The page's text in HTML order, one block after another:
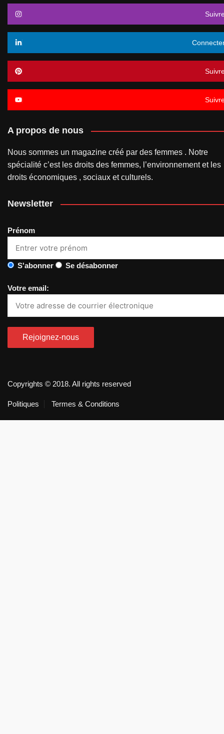
A propos de nous
Nous sommes un magazine créé par des femmes . Notre
spécialité c’est les droits des femmes, l’environnement et les
droits économiques , sociaux et culturels.
Newsletter
Prénom
S'abonner Se désabonner
Votre email:
Copyrights © 2018. All rights reserved
Politiques Termes & Conditions